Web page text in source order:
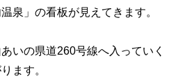
泉」の看板が見えてきます。
いの県道260号線へ入っていく
ます。